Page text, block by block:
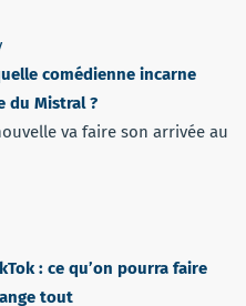
comédienne incarne
du Mistral ?
va faire son arrivée au
: ce qu’on pourra faire
tout